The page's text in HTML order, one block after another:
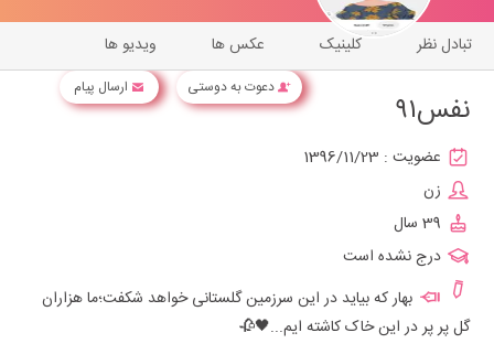
دعوت به دوستی ارسال پیام
ویدیو ها عکس ها کلینیک تبادل نظر
نفس۹۱
عضویت : 1396/11/23
زن
39 سال
درج نشده است
بهار که بیاید در این سرزمین گلستانی خواهد شکفت؛ما هزاران
گل پر پر در این خاک کاشته ایم...🖤🥀